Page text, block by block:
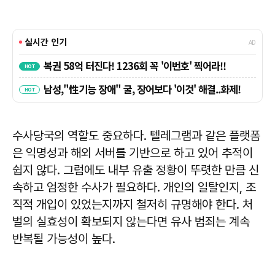
수사당국의 역할도 중요하다. 텔레그램과 같은 플랫폼
은 익명성과 해외 서버를 기반으로 하고 있어 추적이
쉽지 않다. 그럼에도 내부 유출 정황이 뚜렷한 만큼 신
속하고 엄정한 수사가 필요하다. 개인의 일탈인지, 조
직적 개입이 있었는지까지 철저히 규명해야 한다. 처
벌의 실효성이 확보되지 않는다면 유사 범죄는 계속
반복될 가능성이 높다.